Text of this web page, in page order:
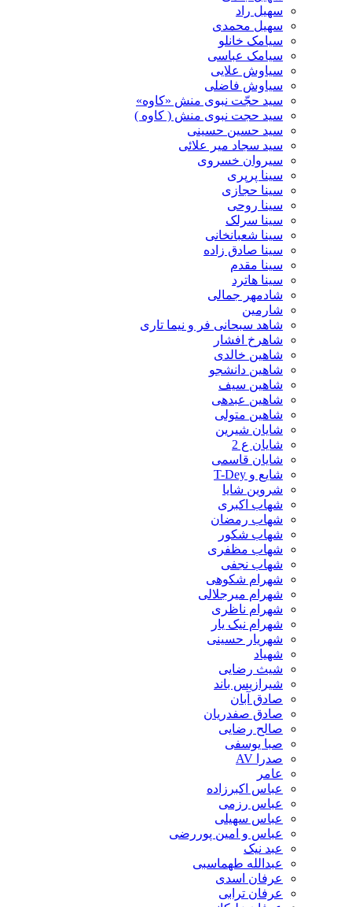
سهیل راد
سهیل محمدی
سیامک خانلو
سیامک عباسی
سیاوش علایی
سیاوش فاضلی
سید حجّت نبوی منش «کاوه»
سید حجت نبوی منش ( کاوه )
سید حسین حسینى
سید سجاد میر علائی
سیروان خسروی
سینا پرپری
سینا حجازی
سینا روحی
سینا سرلک
سینا شعبانخانی
سینا صادق زاده
سینا مقدم
سینا هاترد
شادمهر جمالی
شارمین
شاهد سبحانی فر و نیما تاری
شاهرخ افشار
شاهین خالدی
شاهین دانشجو
شاهین سیف
شاهین عبدهی
شاهین متولی
شایان شیرین
شایان ع 2
شایان قاسمی
شایع و T-Dey
شروین شایا
شهاب اکبری
شهاب رمضان
شهاب شکور
شهاب مظفری
شهاب نجفی
شهرام شکوهی
شهرام میرجلالی
شهرام ناظری
شهرام نیک یار
شهریار حسینی
شهیاد
شیث رضایی
شیرازیس باند
صادق آبان
صادق صفدریان
صالح رضایی
صبا یوسفی
صدرا AV
عامر
عباس اکبرزاده
عباس رزمی
عباس سهیلی
عباس و امین پوررضی
عبد نیک
عبدالله طهماسبی‎
عرفان اسدی
عرفان ترابی